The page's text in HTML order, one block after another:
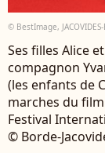
© BestImage, JACOVIDES-
Ses filles Alice
compagnon
(les enfants de
marches du
Festival
© Borde-